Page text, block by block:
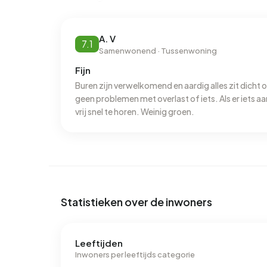
Energie
labels zijn F (44%), G (17%) en C (12%).
elektriciteit per jaar. Daarmee ligt het 9% lager
jaarlijkse verbruik van 1.200 m³ per adres ligt
1.280 m³.
7.1 A. V
Samenwonend · Tussenwoning
Fijn
Buren zijn verwelkomend en aardig alles zit dicht
geen problemen met overlast of iets. Als er iets
vrij snel te horen. Weinig groen.
Statistieken over de inwoners
Leeftijden
Inwoners per leeftijds categorie